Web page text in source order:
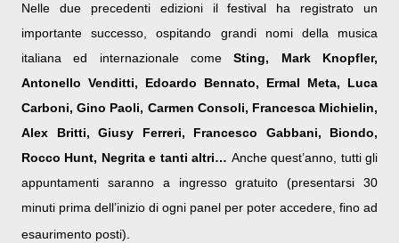
Nelle due precedenti edizioni il festival ha registrato un
importante successo, ospitando grandi nomi della musica
italiana ed internazionale comeSting, Mark Knopfler,
Antonello Venditti, Edoardo Bennato, Ermal Meta, Luca
Carboni, Gino Paoli, Carmen Consoli, Francesca Michielin,
Alex Britti, Giusy Ferreri, Francesco Gabbani, Biondo,
Rocco Hunt, Negrita e tanti altri… Anche quest’anno, tutti gli
appuntamenti saranno a ingresso gratuito
(presentarsi 30
minuti prima dell’inizio di ogni panel per poter accedere, fino ad
esaurimento posti).